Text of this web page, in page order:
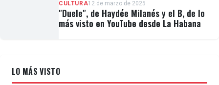
CULTURA12 de marzo de 2025
"Duele", de Haydée Milanés y el B, de lo
más visto en YouTube desde La Habana
LO MÁS VISTO